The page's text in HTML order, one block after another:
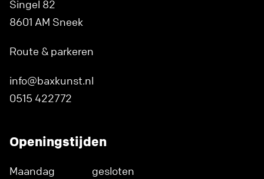
Singel 82
8601 AM Sneek
Route & parkeren
info@baxkunst.nl
0515 422772
Openingstijden
Maandag
gesloten